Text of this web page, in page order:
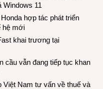
Windows 11
hợp tác phát triển
hệ mới
khai trương tại
cầu vẫn đang tiếp tục khan
Việt Nam tư vấn về thuế và